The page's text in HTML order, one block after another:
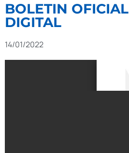
BOLETIN
DIGITAL
14/01/2022